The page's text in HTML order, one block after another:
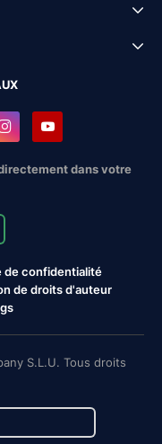
dans votre
de confidentialité
de droits d'auteur
S.L.U. Tous droits